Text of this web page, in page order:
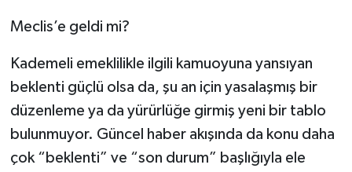
Meclis’e geldi mi?
Kademeli emeklilikle ilgili kamuoyuna yansıyan
beklenti güçlü olsa da, şu an için yasalaşmış bir
düzenleme ya da yürürlüğe girmiş yeni bir tablo
bulunmuyor. Güncel haber akışında da konu daha
çok “beklenti” ve “son durum” başlığıyla ele